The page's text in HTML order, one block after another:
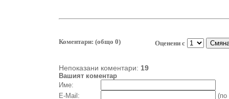
Коментари: (общо 0) Оценени с
Непоказани коментари: 19
Вашият коментар
Име:
E-Mail:
(по